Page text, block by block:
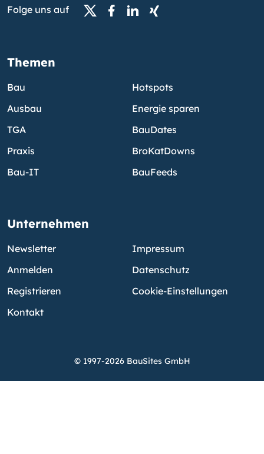
Folge uns auf
Themen
Bau
Ausbau
TGA
Praxis
Bau-IT
Hotspots
Energie sparen
BauDates
BroKatDowns
BauFeeds
Unternehmen
Newsletter
Anmelden
Registrieren
Kontakt
Impressum
Datenschutz
Cookie-Einstellungen
© 1997-2026 BauSites GmbH